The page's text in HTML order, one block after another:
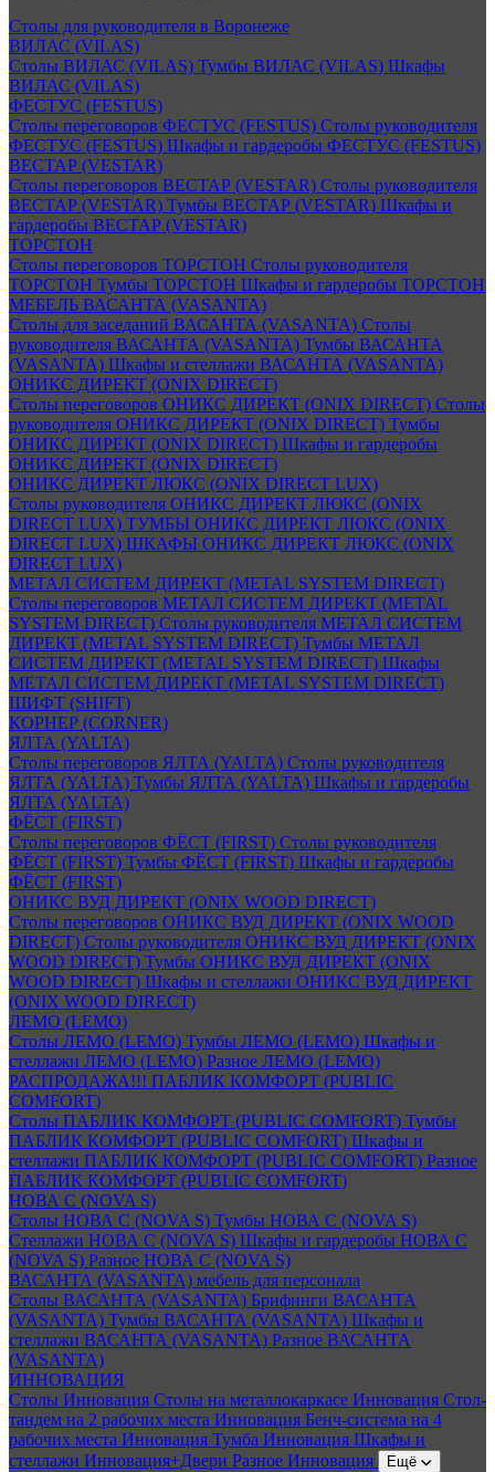
Столы для руководителя в Воронеже
ВИЛАС (VILAS)
Столы ВИЛАС (VILAS) Тумбы ВИЛАС (VILAS) Шкафы
ВИЛАС (VILAS)
ФЕСТУС (FESTUS)
Столы переговоров ФЕСТУС (FESTUS) Столы руководителя
ФЕСТУС (FESTUS) Шкафы и гардеробы ФЕСТУС (FESTUS)
ВЕСТАР (VESTAR)
Столы переговоров ВЕСТАР (VESTAR) Столы руководителя
ВЕСТАР (VESTAR) Тумбы ВЕСТАР (VESTAR) Шкафы и
гардеробы ВЕСТАР (VESTAR)
ТОРСТОН
Столы переговоров ТОРСТОН Столы руководителя
ТОРСТОН Тумбы ТОРСТОН Шкафы и гардеробы ТОРСТОН
МЕБЕЛЬ ВАСАНТА (VASANTA)
Столы для заседаний ВАСАНТА (VASANTA) Столы
руководителя ВАСАНТА (VASANTA) Тумбы ВАСАНТА
(VASANTA) Шкафы и стеллажи ВАСАНТА (VASANTA)
ОНИКС ДИРЕКТ (ONIX DIRECT)
Столы переговоров ОНИКС ДИРЕКТ (ONIX DIRECT) Столы
руководителя ОНИКС ДИРЕКТ (ONIX DIRECT) Тумбы
ОНИКС ДИРЕКТ (ONIX DIRECT) Шкафы и гардеробы
ОНИКС ДИРЕКТ (ONIX DIRECT)
ОНИКС ДИРЕКТ ЛЮКС (ONIX DIRECT LUX)
Столы руководителя ОНИКС ДИРЕКТ ЛЮКС (ONIX
DIRECT LUX) ТУМБЫ ОНИКС ДИРЕКТ ЛЮКС (ONIX
DIRECT LUX) ШКАФЫ ОНИКС ДИРЕКТ ЛЮКС (ONIX
DIRECT LUX)
МЕТАЛ СИСТЕМ ДИРЕКТ (METAL SYSTEM DIRECT)
Столы переговоров МЕТАЛ СИСТЕМ ДИРЕКТ (METAL
SYSTEM DIRECT) Столы руководителя МЕТАЛ СИСТЕМ
ДИРЕКТ (METAL SYSTEM DIRECT) Тумбы МЕТАЛ
СИСТЕМ ДИРЕКТ (METAL SYSTEM DIRECT) Шкафы
МЕТАЛ СИСТЕМ ДИРЕКТ (METAL SYSTEM DIRECT)
ШИФТ (SHIFT)
КОРНЕР (CORNER)
ЯЛТА (YALTA)
Столы переговоров ЯЛТА (YALTA) Столы руководителя
ЯЛТА (YALTA) Тумбы ЯЛТА (YALTA) Шкафы и гардеробы
ЯЛТА (YALTA)
ФЁСТ (FIRST)
Столы переговоров ФЁСТ (FIRST) Столы руководителя
ФЁСТ (FIRST) Тумбы ФЁСТ (FIRST) Шкафы и гардеробы
ФЁСТ (FIRST)
ОНИКС ВУД ДИРЕКТ (ONIX WOOD DIRECT)
Столы переговоров ОНИКС ВУД ДИРЕКТ (ONIX WOOD
DIRECT) Столы руководителя ОНИКС ВУД ДИРЕКТ (ONIX
WOOD DIRECT) Тумбы ОНИКС ВУД ДИРЕКТ (ONIX
WOOD DIRECT) Шкафы и стеллажи ОНИКС ВУД ДИРЕКТ
(ONIX WOOD DIRECT)
ЛЕМО (LEMO)
Столы ЛЕМО (LEMO) Тумбы ЛЕМО (LEMO) Шкафы и
стеллажи ЛЕМО (LEMO) Разное ЛЕМО (LEMO)
РАСПРОДАЖА!!! ПАБЛИК КОМФОРТ (PUBLIC
COMFORT)
Столы ПАБЛИК КОМФОРТ (PUBLIC COMFORT) Тумбы
ПАБЛИК КОМФОРТ (PUBLIC COMFORT) Шкафы и
стеллажи ПАБЛИК КОМФОРТ (PUBLIC COMFORT) Разное
ПАБЛИК КОМФОРТ (PUBLIC COMFORT)
НОВА С (NOVA S)
Столы НОВА С (NOVA S) Тумбы НОВА С (NOVA S)
Стеллажи НОВА С (NOVA S) Шкафы и гардеробы НОВА С
(NOVA S) Разное НОВА С (NOVA S)
ВАСАНТА (VASANTA) мебель для персонала
Столы ВАСАНТА (VASANTA) Брифинги ВАСАНТА
(VASANTA) Тумбы ВАСАНТА (VASANTA) Шкафы и
стеллажи ВАСАНТА (VASANTA) Разное ВАСАНТА
(VASANTA)
ИННОВАЦИЯ
Столы Инновация Столы на металлокаркасе Инновация Стол-
тандем на 2 рабочих места Инновация Бенч-система на 4
рабочих места Инновация Тумба Инновация Шкафы и
стеллажи Инновация+Двери Разное Инновация Ещё